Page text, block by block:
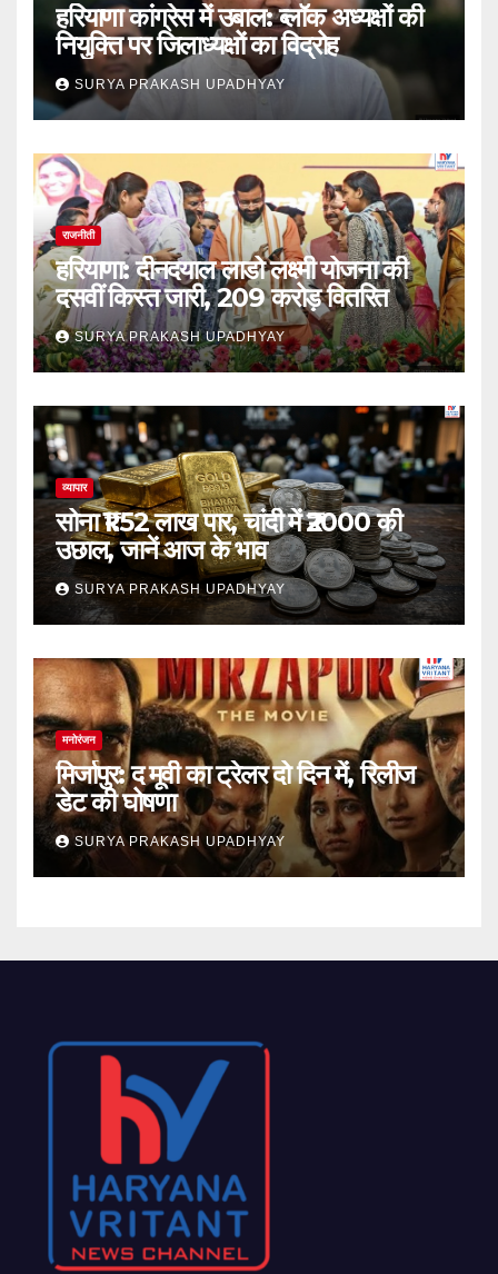
हरियाणा कांग्रेस में उबाल: ब्लॉक अध्यक्षों की
नियुक्ति पर जिलाध्यक्षों का विद्रोह
SURYA PRAKASH UPADHYAY
राजनीती
हरियाणा: दीनदयाल लाडो लक्ष्मी योजना की
दसवीं किस्त जारी, 209 करोड़ वितरित
SURYA PRAKASH UPADHYAY
व्यापार
सोना ₹1.52 लाख पार, चांदी में ₹2000 की
उछाल, जानें आज के भाव
SURYA PRAKASH UPADHYAY
मनोरंजन
मिर्जापुर: द मूवी का ट्रेलर दो दिन में, रिलीज
डेट की घोषणा
SURYA PRAKASH UPADHYAY